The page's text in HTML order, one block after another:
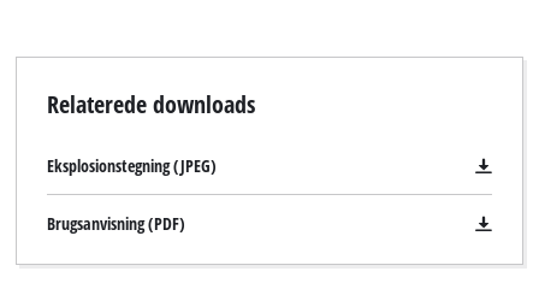
Relaterede downloads
Eksplosionstegning (JPEG)
Brugsanvisning (PDF)